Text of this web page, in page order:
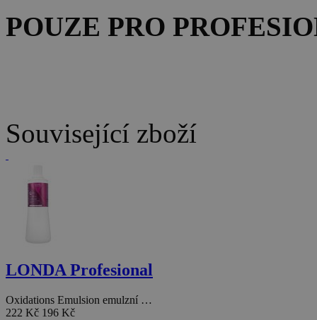
POUZE PRO
Související zboží
LONDA Profesional
Oxidations Emulsion emulzní …
222 Kč 196 Kč